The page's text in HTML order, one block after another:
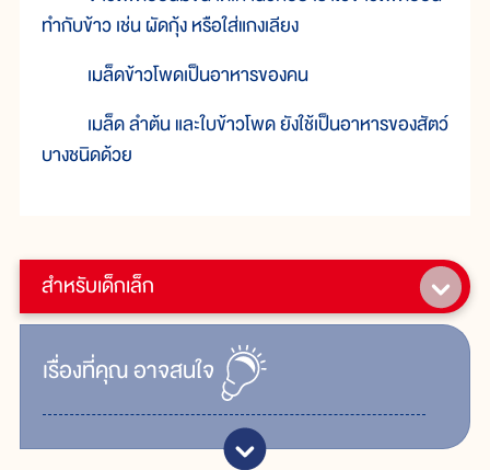
สำหรับเด็กเล็ก
เรื่ิองที่คุณอาจสนใจ
ทำกับข้าว เช่น ผัดกุ้ง หรือใส่แกงเลียง
เมล็ดข้าวโพดเป็นอาหารของคน
เมล็ด ลำต้น และใบข้าวโพด ยังใช้เป็นอาหารของสัตว์
บางชนิดด้วย